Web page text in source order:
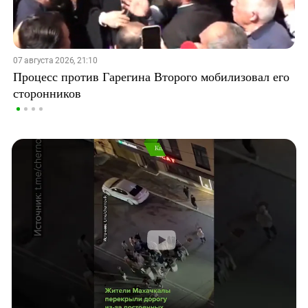
07 августа 2026, 21:10
Процесс против Гарегина Второго мобилизовал его
сторонников